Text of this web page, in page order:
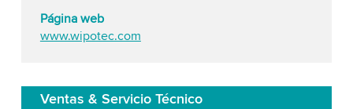
Página web
www.wipotec.com
Ventas & Servicio Técnico